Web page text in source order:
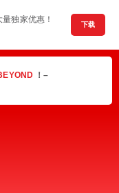
独家优惠！
下载
！–